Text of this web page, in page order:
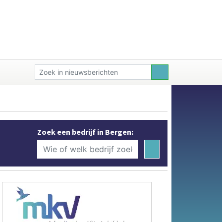
Zoek een bedrijf in Bergen: